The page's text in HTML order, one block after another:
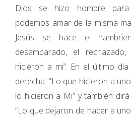
Dios se hizo hombre para
podemos amar de la misma
Jesús se hace el
desamparado, el
hicieron a mí”. En el último
derecha: “Lo que hicieron a
lo hicieron a Mi” y también
“Lo que dejaron de hacer a